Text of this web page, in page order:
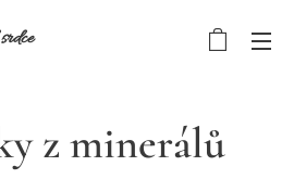
z minerálů